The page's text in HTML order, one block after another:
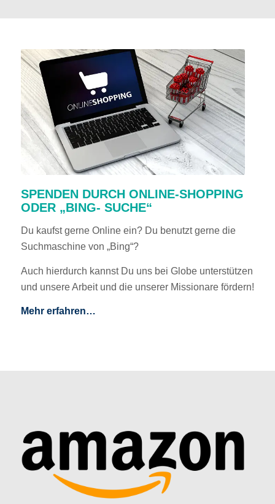
SPENDEN DURCH ONLINE-SHOPPING
ODER „BING- SUCHE“
Du kaufst gerne Online ein? Du benutzt gerne die
Suchmaschine von „Bing“?
Auch hierdurch kannst Du uns bei Globe unterstützen
und unsere Arbeit und die unserer Missionare fördern!
Mehr erfahren…